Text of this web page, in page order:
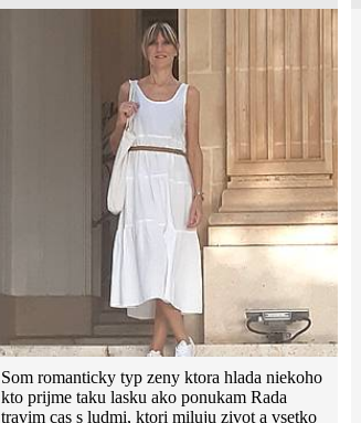
Som romanticky typ zeny ktora hlada niekoho
kto prijme taku lasku ako ponukam Rada
travim cas s ludmi, ktori miluju zivot a vsetko